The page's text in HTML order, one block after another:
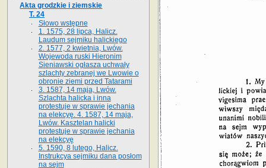
Akta grodzkie i ziemskie
T. 24
Słowo wstępne
1. 1575, 28 lipca, Halicz.
Laudum sejmiku halickiego
2. 1577, 2 kwietnia, Lwów.
Wojewoda ruski Hieronim
Sieniawski ogłasza uchwały
szlachty zebranej we Lwowie o
obronie ziemi przed Tatarami
3. 1587, 14 maja, Lwów.
Szlachta halicka i inna
protestuje w sprawie jechania
na elekcyę. 4. 1587, 14 maja,
Lwów. Kasztelan halicki
protestuje w sprawie jechania
na elekcyę
5. 1590, 8 lutego, Halicz.
Instrukcya sejmiku dana posłom
na sejm